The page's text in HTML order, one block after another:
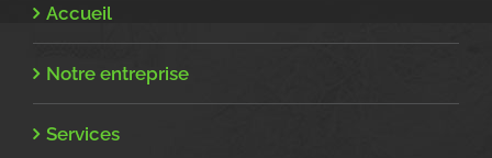
Accueil
Notre entreprise
Services